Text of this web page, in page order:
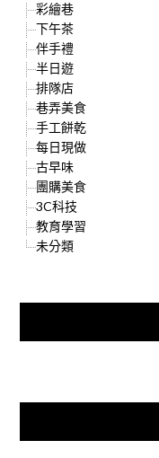
彩繪巷
下午茶
伴手禮
半日遊
排隊店
巷弄美食
手工餅乾
每日現做
古早味
團購美食
3C科技
教育學習
未分類